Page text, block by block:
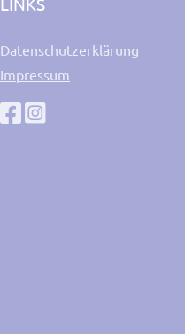
Datenschutzerklärung
Impressum